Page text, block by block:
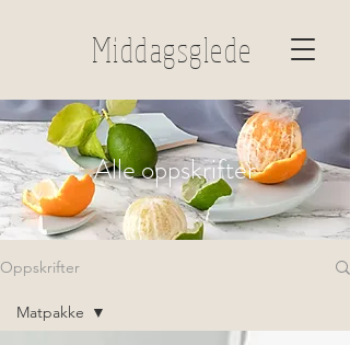
Middagsglede
Alle oppskrifter
Oppskrifter
Matpakke